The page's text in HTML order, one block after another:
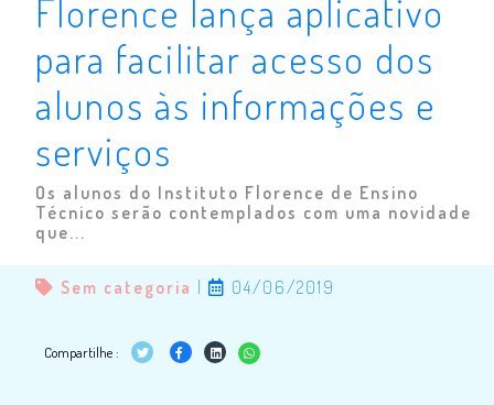
Florence lança aplicativo
para facilitar acesso dos
alunos às informações e
serviços
Os alunos do Instituto Florence de Ensino
Técnico serão contemplados com uma novidade
que...
Sem categoria 04/06/2019
Compartilhe :